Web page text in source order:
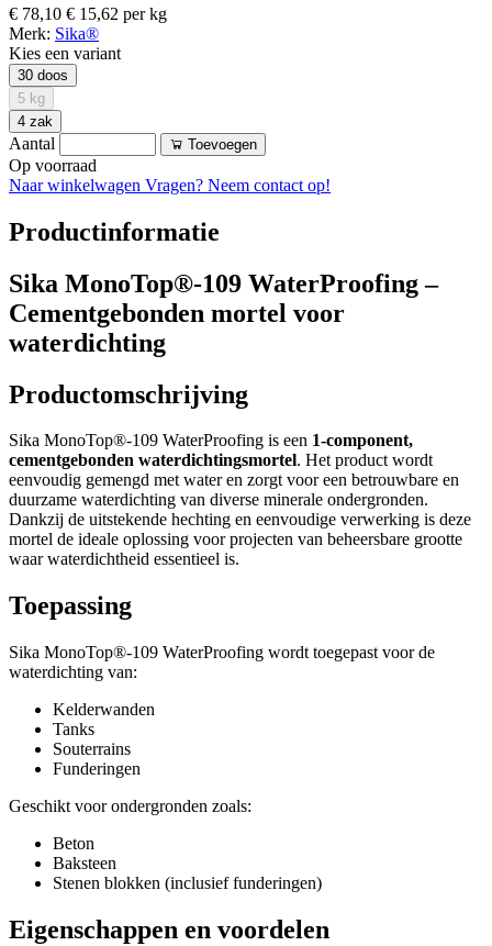
€ 78,10 € 15,62 per kg
Merk: Sika®
Kies een variant
30 doos
5 kg
4 zak
Aantal Toevoegen
Op voorraad
Naar winkelwagen Vragen? Neem contact op!
Productinformatie
Sika MonoTop®-109 WaterProofing –
Cementgebonden mortel voor
waterdichting
Productomschrijving
Sika MonoTop®-109 WaterProofing is een 1-component,
cementgebonden waterdichtingsmortel. Het product wordt
eenvoudig gemengd met water en zorgt voor een betrouwbare en
duurzame waterdichting van diverse minerale ondergronden.
Dankzij de uitstekende hechting en eenvoudige verwerking is deze
mortel de ideale oplossing voor projecten van beheersbare grootte
waar waterdichtheid essentieel is.
Toepassing
Sika MonoTop®-109 WaterProofing wordt toegepast voor de
waterdichting van:
Kelderwanden
Tanks
Souterrains
Funderingen
Geschikt voor ondergronden zoals:
Beton
Baksteen
Stenen blokken (inclusief funderingen)
Eigenschappen en voordelen